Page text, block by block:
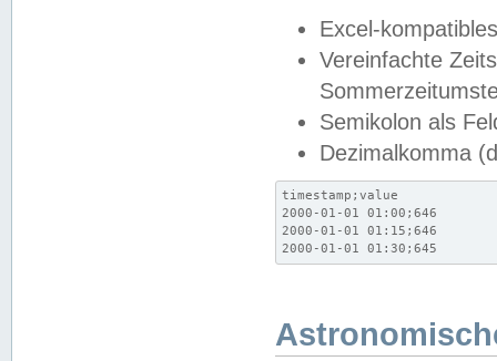
Excel-
Vereinfachte
Semikolon als
Dezimalkomma
timestamp;value
2000-01-01 01:00;646
2000-01-01 01:15;646
2000-01-01 01:30;645